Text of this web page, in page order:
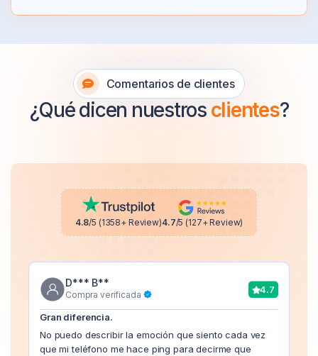
Comentarios de clientes
¿Qué dicen nuestros clientes?
4.8/5 (1358+ Review)4.7/5 (127+ Review)
D*** B**
Compra verificada 4.7
Gran diferencia.
No puedo describir la emoción que siento cada vez
que mi teléfono me hace ping para decirme que